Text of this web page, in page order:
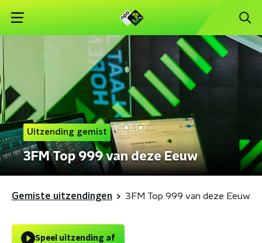
Uitzending gemist
3FM Top 999 van deze Eeuw
Gemiste uitzendingen 3FM Top 999 van deze Eeuw
Speel uitzending af